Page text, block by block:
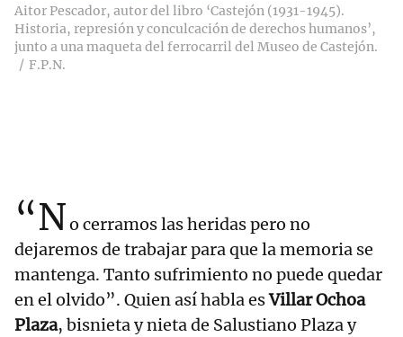
Aitor Pescador, autor del libro ‘Castejón (1931-1945).
Historia, represión y conculcación de derechos humanos’,
junto a una maqueta del ferrocarril del Museo de Castejón.
F.P.N.
“No cerramos las heridas pero no
dejaremos de trabajar para que la memoria se
mantenga. Tanto sufrimiento no puede quedar
en el olvido”. Quien así habla esVillar Ochoa
Plaza, bisnieta y nieta de Salustiano Plaza y